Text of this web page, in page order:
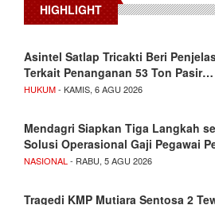
HIGHLIGHT
Asintel Satlap Tricakti Beri
Terkait Penanganan 53 Ton Pasir…
HUKUM- KAMIS, 6 AGU 2026
Mendagri Siapkan Tiga Langkah
Solusi Operasional Gaji Pegawai
NASIONAL - RABU, 5 AGU 2026
Tragedi KMP Mutiara Sentosa 2